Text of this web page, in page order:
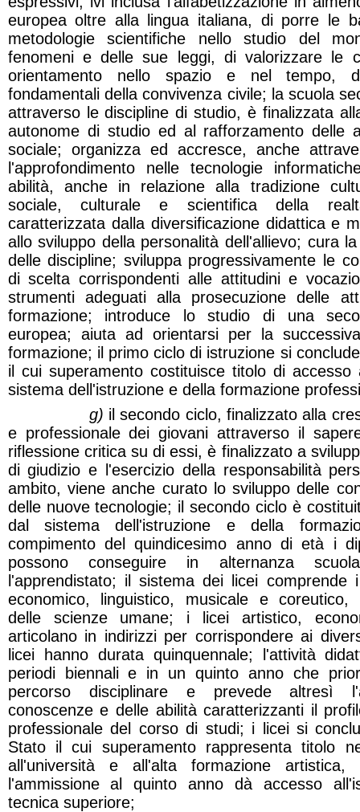
europea oltre alla lingua italiana, di porre le
metodologie scientifiche nello studio del
fenomeni e delle sue leggi, di valorizzare le
orientamento nello spazio e nel tempo,
fondamentali della convivenza civile; la scuola
attraverso le discipline di studio, è finalizzata
autonome di studio ed al rafforzamento delle
sociale; organizza ed accresce, anche
l'approfondimento nelle tecnologie
abilità, anche in relazione alla tradizione
sociale, culturale e scientifica della
caratterizzata dalla diversificazione didattica e
allo sviluppo della personalità dell'allievo; cura
delle discipline; sviluppa progressivamente le
di scelta corrispondenti alle attitudini e
strumenti adeguati alla prosecuzione delle
formazione; introduce lo studio di una
europea; aiuta ad orientarsi per la
formazione; il primo ciclo di istruzione si
il cui superamento costituisce titolo di
sistema dell'istruzione e della formazione
g) il secondo ciclo, finalizzato alla
e professionale dei giovani attraverso il
riflessione critica su di essi, è finalizzato a
di giudizio e l'esercizio della responsabilità
ambito, viene anche curato lo sviluppo delle
delle nuove tecnologie; il secondo ciclo è
dal sistema dell'istruzione e della
compimento del quindicesimo anno di età i
possono conseguire in alternanza
l'apprendistato; il sistema dei licei comprende
economico, linguistico, musicale e coreutico,
delle scienze umane; i licei artistico,
articolano in indirizzi per corrispondere ai
licei hanno durata quinquennale; l'attività
periodi biennali e in un quinto anno che
percorso disciplinare e prevede altresì
conoscenze e delle abilità caratterizzanti il
professionale del corso di studi; i licei si
Stato il cui superamento rappresenta titolo
all'università e all'alta formazione artistica,
l'ammissione al quinto anno dà accesso
tecnica superiore;